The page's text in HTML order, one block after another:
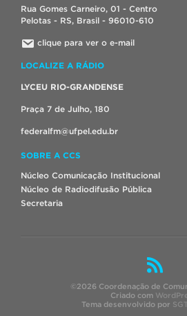
Rua Gomes Carneiro, 01 - Centro
Pelotas - RS, Brasil - 96010-610
clique para ver o e-mail
LOCALIZE A RÁDIO
LYCEU RIO-GRANDENSE
Praça 7 de Julho, 180
federalfm@ufpel.edu.br
SOBRE A CCS
Núcleo Comunicação Institucional
Núcleo de Radiodifusão Pública
Secretaria
©2026 Coordenação de
Criado com
Tema desenvolvido por